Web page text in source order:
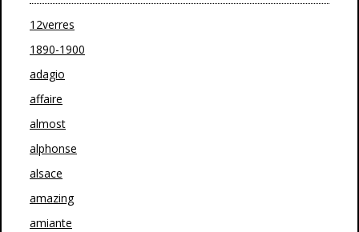
12verres
1890-1900
adagio
affaire
almost
alphonse
alsace
amazing
amiante